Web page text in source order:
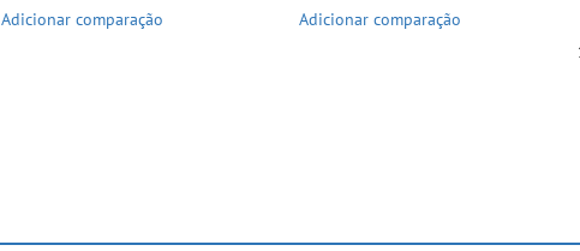
Adicionar comparação Adicionar comparação